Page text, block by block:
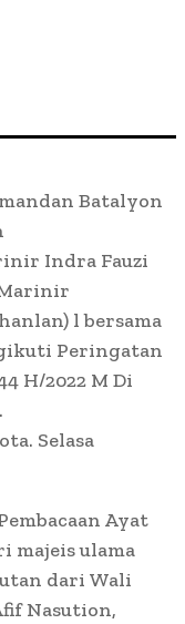
Batalyon
Indra Fauzi
l bersama
Peringatan
H/2022 M Di
Selasa
Ayat
majeis ulama
dari Wali
Nasution,